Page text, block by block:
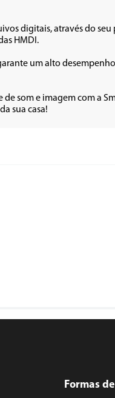
digitais, através do
HMDI.
um alto
som e imagem com a
sua casa!
Formas